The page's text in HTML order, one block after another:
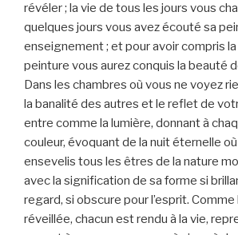
révéler ; la vie de tous les jours vous
quelques jours vous avez écouté sa
enseignement ; et pour avoir compris la
peinture vous aurez conquis la beauté
Dans les chambres où vous ne voyez
la banalité des autres et le reflet de
entre comme la lumière, donnant à
couleur, évoquant de la nuit éternelle
ensevelis tous les êtres de la nature
avec la signification de sa forme si
regard, si obscure pour l’esprit.
réveillée, chacun est rendu à la vie,